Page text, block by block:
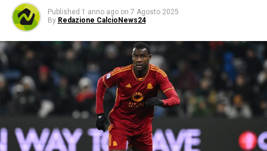
Published 1 anno ago on 7 Agosto 2025
By Redazione CalcioNews24